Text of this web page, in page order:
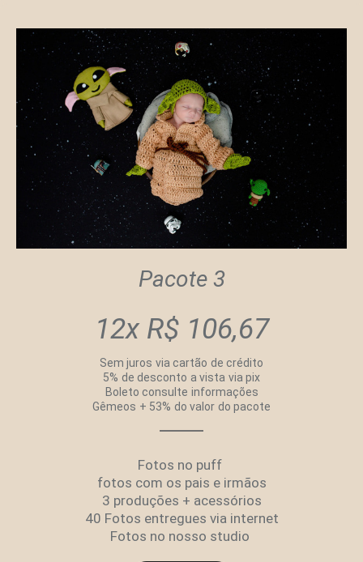
Pacote 3
12x R$ 106,67
Sem juros via cartão de crédito
5% de desconto a vista via pix
Boleto consulte informações
Gêmeos + 53% do valor do pacote
Fotos no puff
fotos com os pais e irmãos
3 produções + acessórios
40 Fotos entregues via internet
Fotos no nosso studio